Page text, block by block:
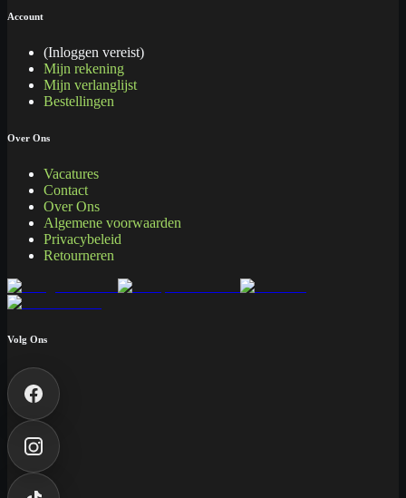
Account
(Inloggen vereist)
Mijn rekening
Mijn verlanglijst
Bestellingen
Over Ons
Vacatures
Contact
Over Ons
Algemene voorwaarden
Privacybeleid
Retourneren
Volg Ons